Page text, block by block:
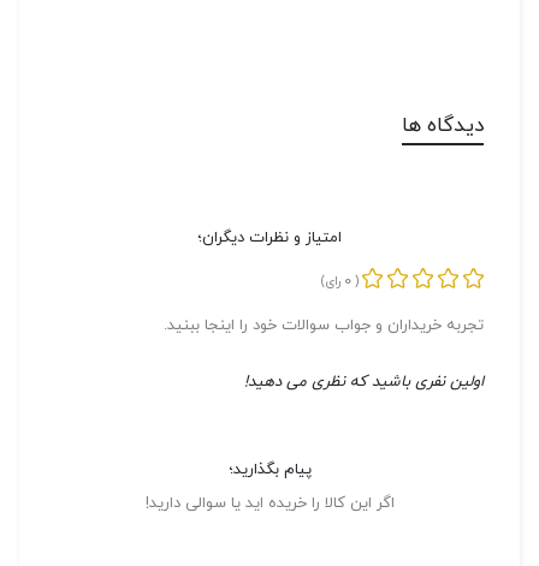
دیدگاه ها
امتیاز و نظرات دیگران؛
(
0 رای)
تجربه خریداران و جواب سوالات خود را اینجا ببنید.
اولین نفری باشید که نظری می دهید!
پیام بگذارید؛
اگر این کالا را خریده اید یا سوالی دارید!